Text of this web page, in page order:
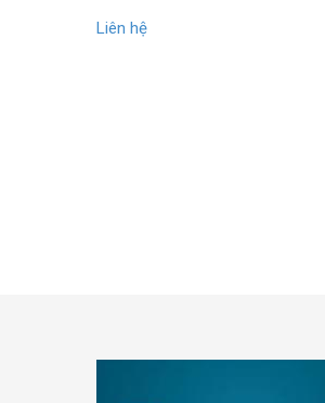
Liên hệ